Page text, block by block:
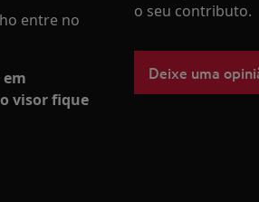
entre no
visor fique
o seu contributo.
Deixe uma